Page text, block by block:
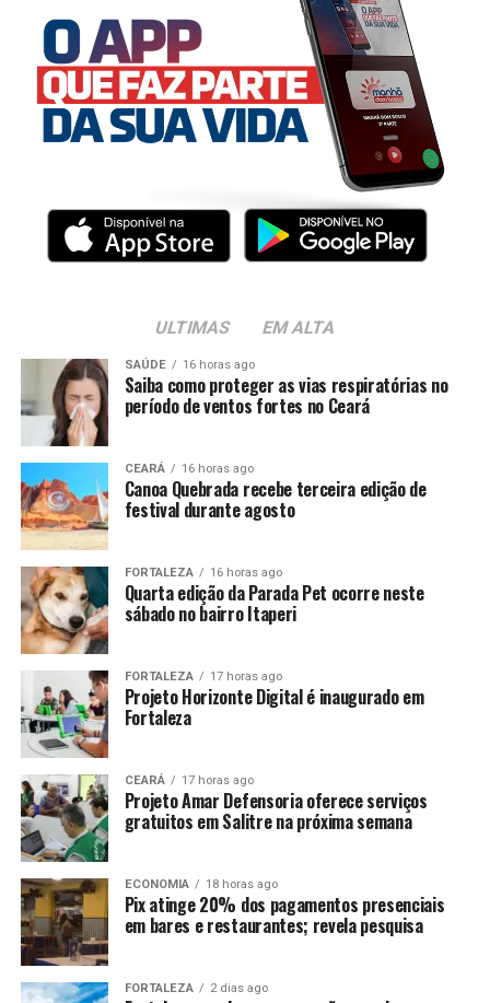
ULTIMAS EM ALTA
SAÚDE 16 horas ago
Saiba como proteger as vias respiratórias no
período de ventos fortes no Ceará
CEARÁ 16 horas ago
Canoa Quebrada recebe terceira edição de
festival durante agosto
FORTALEZA 16 horas ago
Quarta edição da Parada Pet ocorre neste
sábado no bairro Itaperi
FORTALEZA 17 horas ago
Projeto Horizonte Digital é inaugurado em
Fortaleza
CEARÁ 17 horas ago
Projeto Amar Defensoria oferece serviços
gratuitos em Salitre na próxima semana
ECONOMIA 18 horas ago
Pix atinge 20% dos pagamentos presenciais
em bares e restaurantes; revela pesquisa
FORTALEZA 2 dias ago